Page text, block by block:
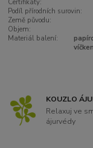
Certifikáty:
Podíl přírodních surovin:
Země původu:
Objem:
Materiál balení:
KOUZLO
Relaxuj ve
ájurvédy